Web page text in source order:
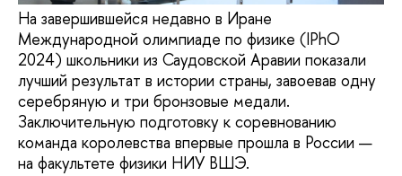
На завершившейся недавно в Иране
Международной олимпиаде по физике (IPhO
2024) школьники из Саудовской Аравии показали
лучший результат в истории страны, завоевав одну
серебряную и три бронзовые медали.
Заключительную подготовку к соревнованию
команда королевства впервые прошла в России —
на факультете физики НИУ ВШЭ.